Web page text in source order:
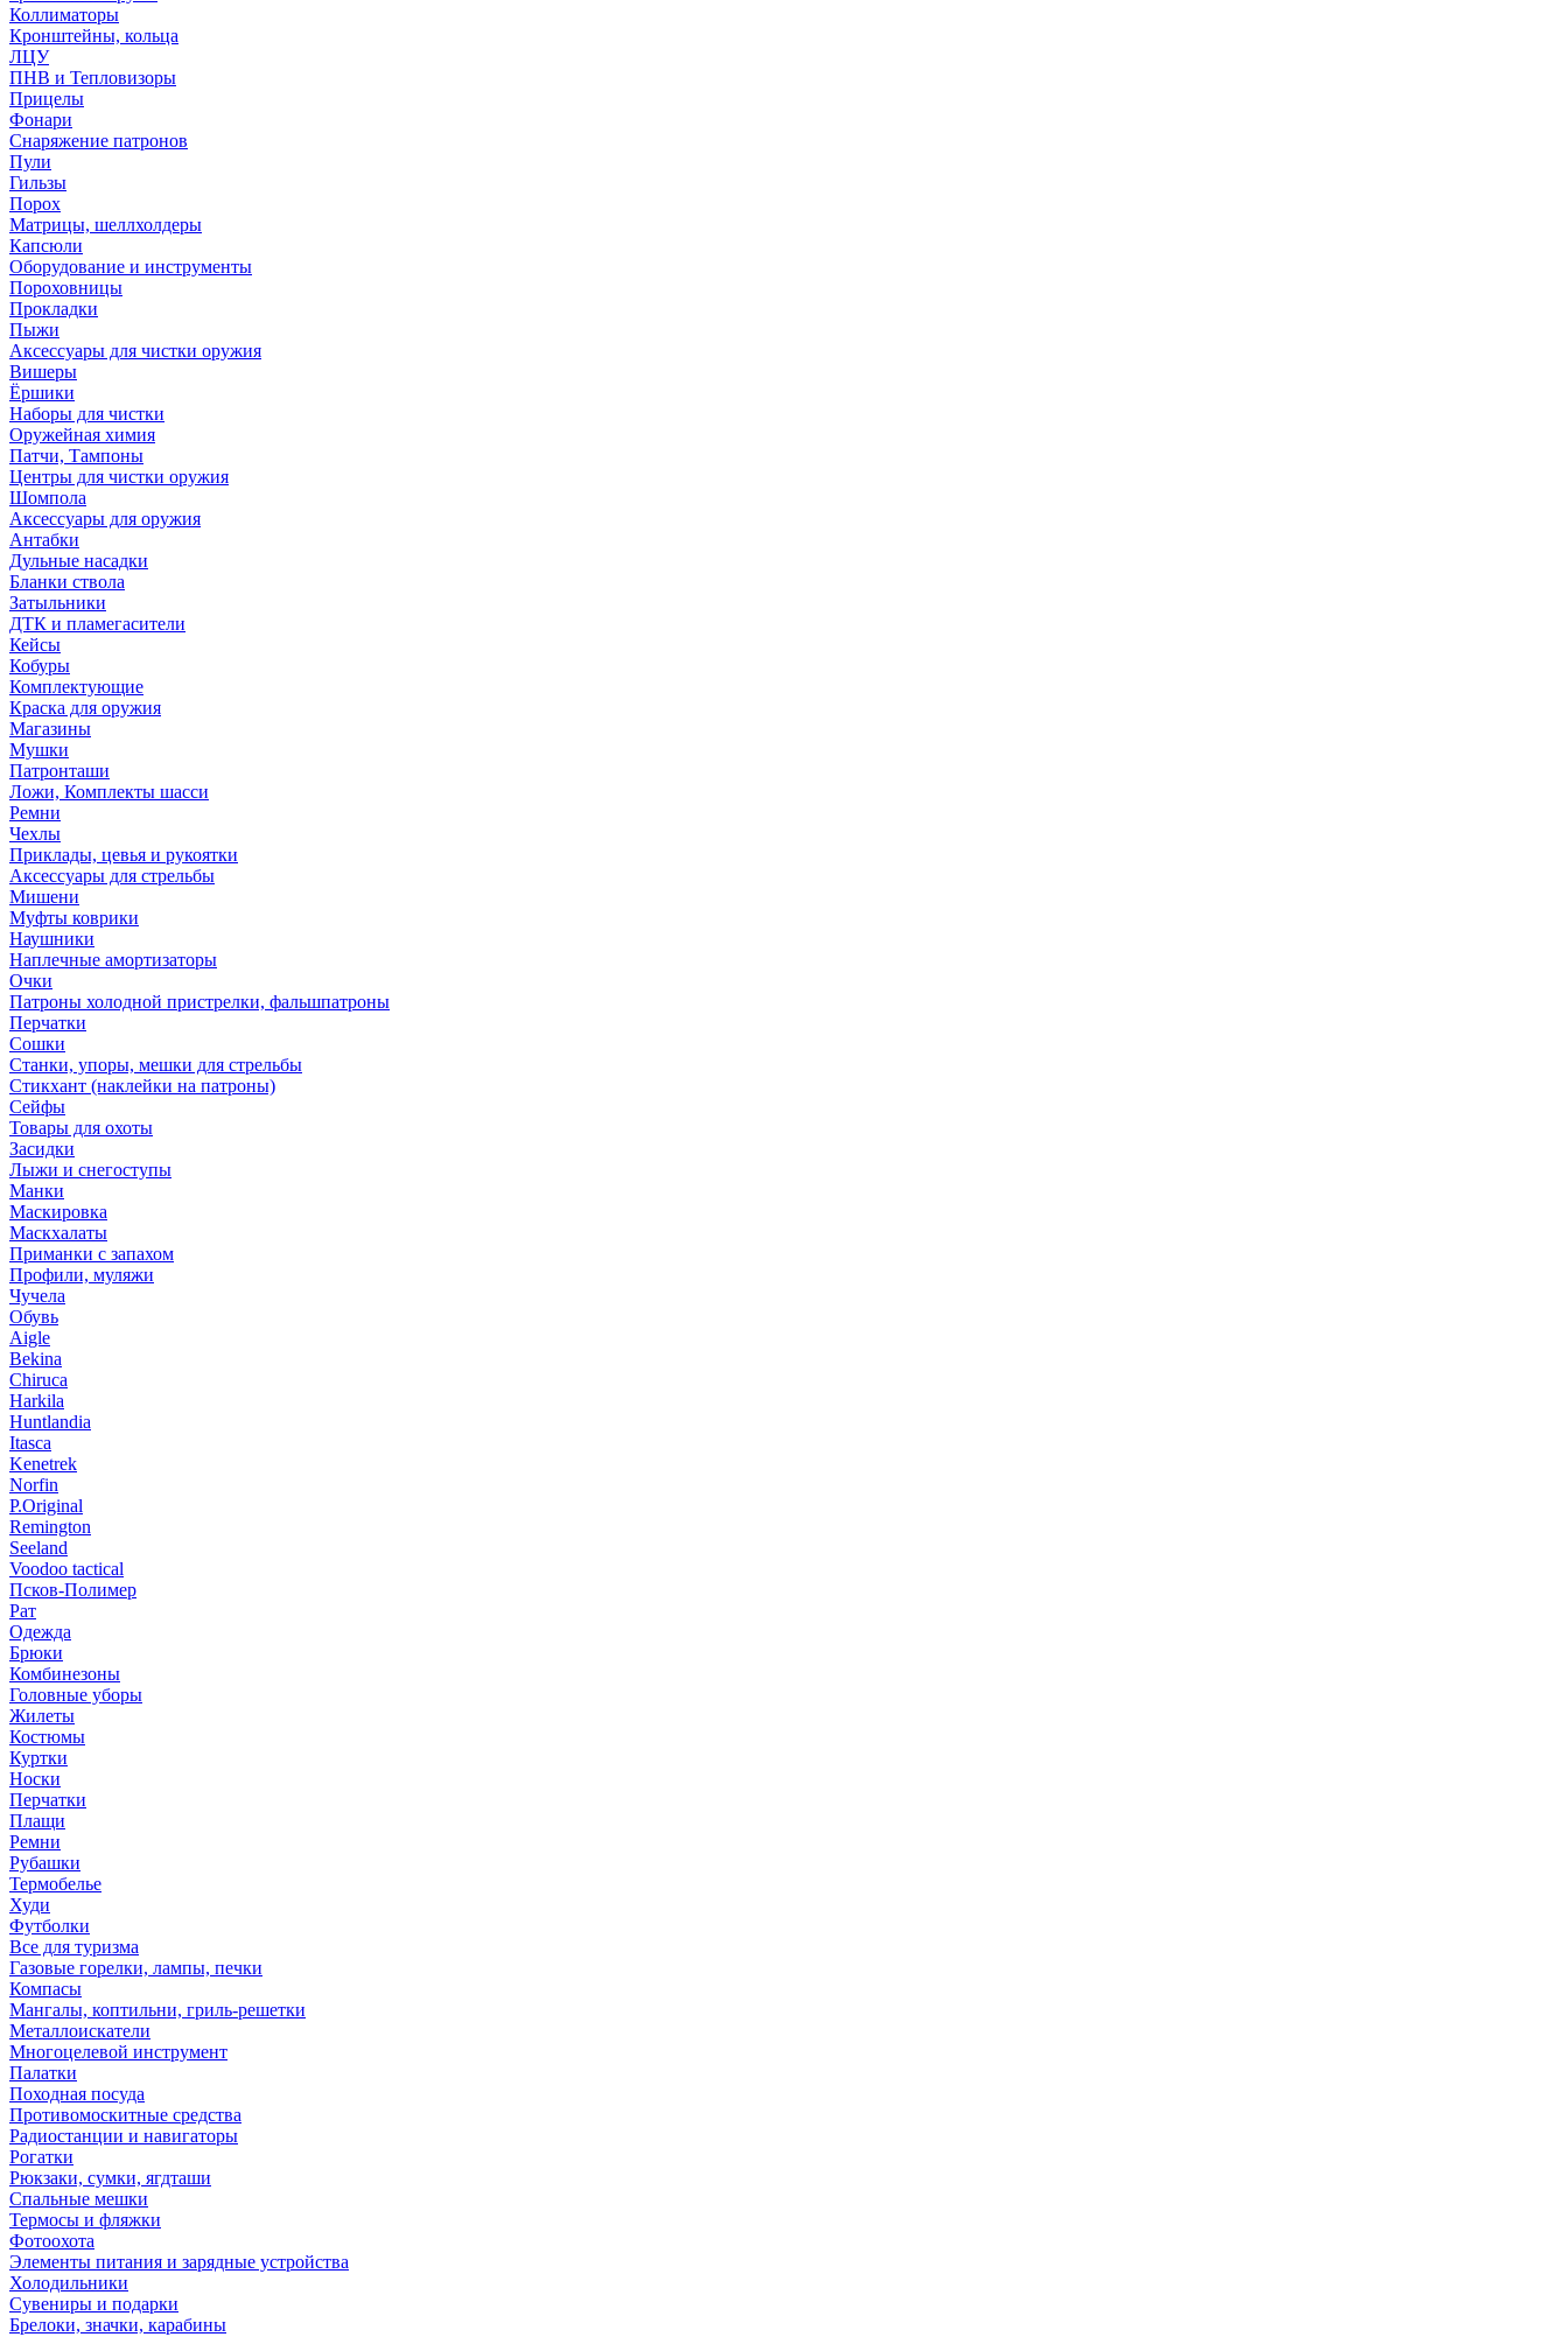
Коллиматоры
Кронштейны, кольца
ЛЦУ
ПНВ и Тепловизоры
Прицелы
Фонари
Снаряжение патронов
Пули
Гильзы
Порох
Матрицы, шеллхолдеры
Капсюли
Оборудование и инструменты
Пороховницы
Прокладки
Пыжи
Аксессуары для чистки оружия
Вишеры
Ёршики
Наборы для чистки
Оружейная химия
Патчи, Тампоны
Центры для чистки оружия
Шомпола
Аксессуары для оружия
Антабки
Дульные насадки
Бланки ствола
Затыльники
ДТК и пламегасители
Кейсы
Кобуры
Комплектующие
Краска для оружия
Магазины
Мушки
Патронташи
Ложи, Комплекты шасси
Ремни
Чехлы
Приклады, цевья и рукоятки
Аксессуары для стрельбы
Мишени
Муфты коврики
Наушники
Наплечные амортизаторы
Очки
Патроны холодной пристрелки, фальшпатроны
Перчатки
Сошки
Станки, упоры, мешки для стрельбы
Стикхант (наклейки на патроны)
Сейфы
Товары для охоты
Засидки
Лыжи и снегоступы
Манки
Маскировка
Маскхалаты
Приманки с запахом
Профили, муляжи
Чучела
Обувь
Aigle
Bekina
Chiruсa
Harkila
Huntlandia
Itasca
Kenetrek
Norfin
P.Original
Remington
Seeland
Voodoo tactical
Псков-Полимер
Рат
Одежда
Брюки
Комбинезоны
Головные уборы
Жилеты
Костюмы
Куртки
Носки
Перчатки
Плащи
Ремни
Рубашки
Термобелье
Худи
Футболки
Все для туризма
Газовые горелки, лампы, печки
Компасы
Мангалы, коптильни, гриль-решетки
Металлоискатели
Многоцелевой инструмент
Палатки
Походная посуда
Противомоскитные средства
Радиостанции и навигаторы
Рогатки
Рюкзаки, сумки, ягдташи
Спальные мешки
Термосы и фляжки
Фотоохота
Элементы питания и зарядные устройства
Холодильники
Сувениры и подарки
Брелоки, значки, карабины